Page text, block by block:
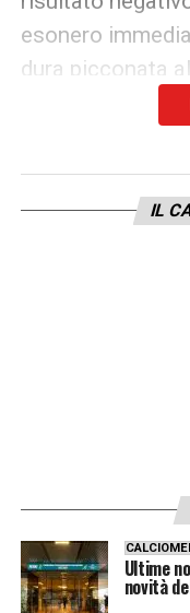
esonero
dura picconata
Così come non
graticola e con
davvero mai a
IL
Ultime
novità